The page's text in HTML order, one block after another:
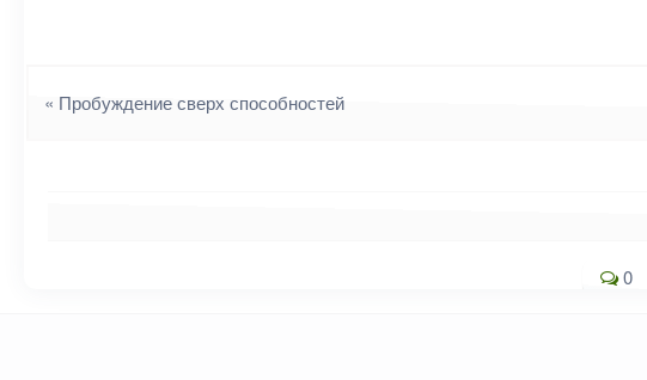
« Пробуждение сверх способностей
0